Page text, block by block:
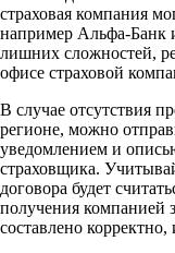
страховая компания
например Альфа-Банк
лишних сложностей,
офисе страховой
В случае отсутствия
регионе, можно
уведомлением и
страховщика.
договора будет
получения компанией
составлено